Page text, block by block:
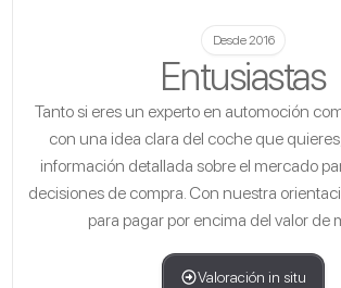
Desde 2016
Entusiastas
Tanto si eres un experto en automoción
con una idea clara del coche que
información detallada sobre el mercado
decisiones de compra. Con nuestra
para pagar por encima del valor de
Valoración in situ